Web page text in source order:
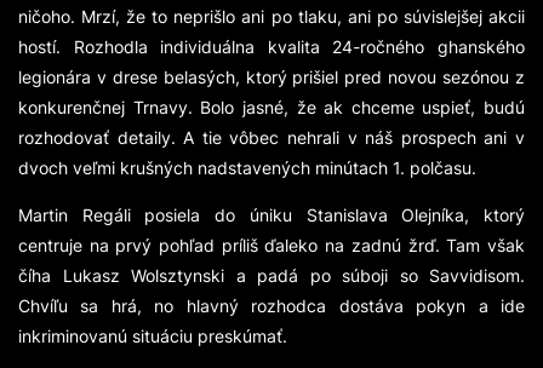
ničoho. Mrzí, že to neprišlo ani po tlaku, ani po súvislejšej akcii
hostí. Rozhodla individuálna kvalita 24-ročného ghanského
legionára v drese belasých, ktorý prišiel pred novou sezónou z
konkurenčnej Trnavy. Bolo jasné, že ak chceme uspieť, budú
rozhodovať detaily. A tie vôbec nehrali v náš prospech ani v
dvoch veľmi krušných nadstavených minútach 1. polčasu.
Martin Regáli posiela do úniku Stanislava Olejníka, ktorý
centruje na prvý pohľad príliš ďaleko na zadnú žrď. Tam však
číha Lukasz Wolsztynski a padá po súboji so Savvidisom.
Chvíľu sa hrá, no hlavný rozhodca dostáva pokyn a ide
inkriminovanú situáciu preskúmať.